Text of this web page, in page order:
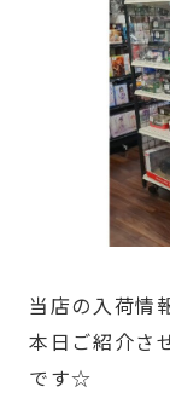
当店の入荷情
本日ご紹介さ
です☆